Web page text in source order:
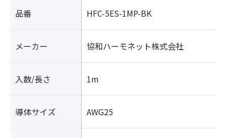
品番 HFC-5ES-1MP-BK
メーカー 協和ハーモネット株式会社
入数/長さ 1m
導体サイズ AWG25